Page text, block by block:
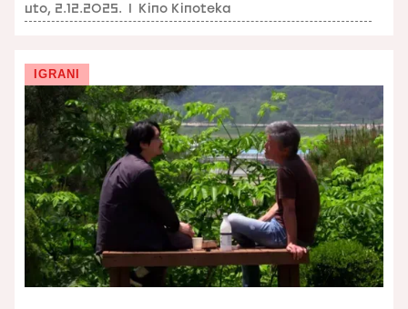
uto, 2.12.2025. I Kino Kinoteka
IGRANI